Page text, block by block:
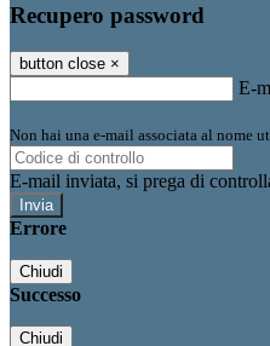
Recupero password
button close ×
E-
Non hai una e-mail associata al nome
E-mail inviata, si prega di
Errore
Chiudi
Successo
Chiudi